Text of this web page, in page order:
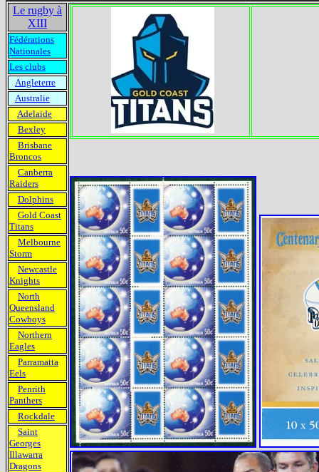
Le rugby à
XIII
Fédérations
Nationales
Les clubs
Angleterre
Australie
Adelaide
Bexley
Brisbane
Broncos
Canberra
Raiders
Dolphins
Gold Coast
Titans
Melbourne
Storm
Newcastle
Knights
North
Queensland
Cowboys
Northern
Eagles
Parramatta
Eels
Penrith
Panthers
Rockdale
Saint
Georges
Illawarra
Dragons